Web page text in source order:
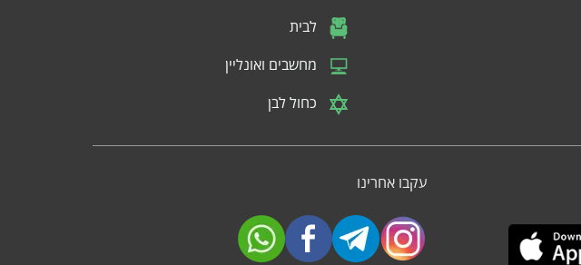
לבית
מחשבים ואונליין
כחול לבן
עקבו אחרינו